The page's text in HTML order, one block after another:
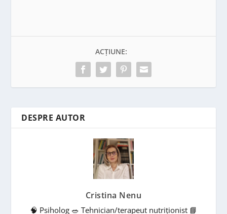
ACȚIUNE:
DESPRE AUTOR
Cristina Nenu
🧠 Psiholog 🥗 Tehnician/terapeut nutriționist 📘